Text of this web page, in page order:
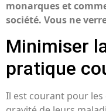
monarques et
société. Vous ne
Minimiser
pratique
Il est courant pour